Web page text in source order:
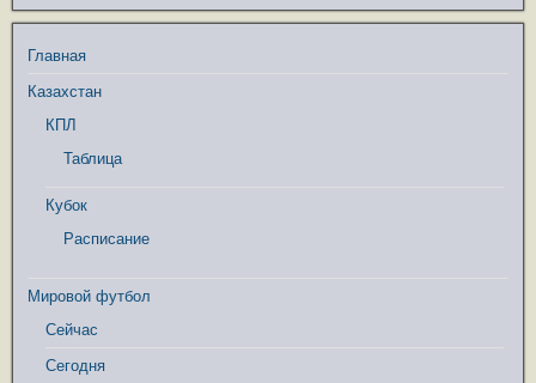
Главная
Казахстан
КПЛ
Таблица
Кубок
Расписание
Мировой футбол
Сейчас
Сегодня